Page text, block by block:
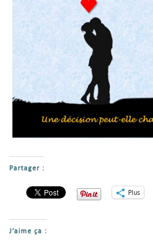
Partager :
Plus
J’aime ça :